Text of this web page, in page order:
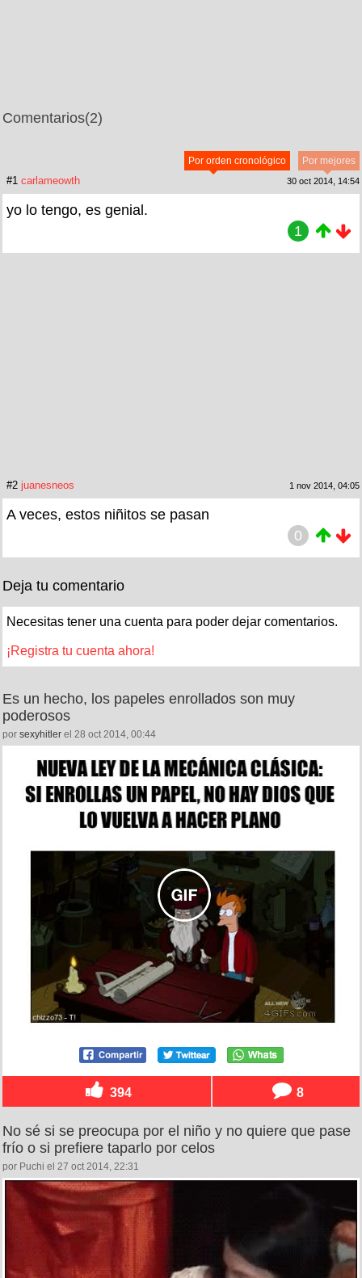
Comentarios(2)
Por mejores
Por orden cronológico
#1 carlameowth 30 oct 2014, 14:54
yo lo tengo, es genial.
1
#2 juanesneos 1 nov 2014, 04:05
A veces, estos niñitos se pasan
0
Deja tu comentario
Necesitas tener una cuenta para poder dejar comentarios.
¡Registra tu cuenta ahora!
Es un hecho, los papeles enrollados son muy
poderosos
por sexyhitler el 28 oct 2014, 00:44
394 8
No sé si se preocupa por el niño y no quiere que pase
frío o si prefiere taparlo por celos
por Puchi el 27 oct 2014, 22:31